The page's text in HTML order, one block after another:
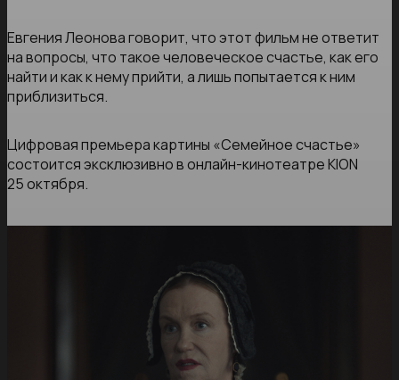
Евгения Леонова говорит, что этот фильм не ответит
на вопросы, что такое человеческое счастье, как его
найти и как к нему прийти, а лишь попытается к ним
приблизиться.
Цифровая премьера картины «Семейное счастье»
состоится эксклюзивно в онлайн-кинотеатре KION
25 октября.